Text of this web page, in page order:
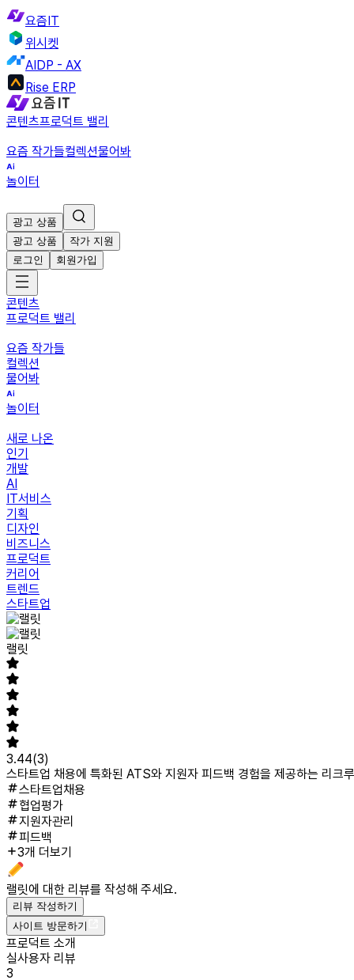
요즘IT
위시켓
AIDP - AX
Rise ERP
콘텐츠프로덕트 밸리
요즘 작가들컬렉션물어봐
놀이터
광고 상품
광고 상품
작가 지원
로그인
회원가입
콘텐츠
프로덕트 밸리
요즘 작가들
컬렉션
물어봐
놀이터
새로 나온
인기
개발
AI
IT서비스
기획
디자인
비즈니스
프로덕트
커리어
트렌드
스타트업
랠릿
3.44(3)
스타트업 채용에 특화된 ATS와 지원자 피드백 경험을 제공하는 리크
스타트업채용
협업평가
지원자관리
피드백
3개 더보기
랠릿에 대한 리뷰를 작성해 주세요.
리뷰 작성하기
사이트 방문하기
프로덕트 소개
실사용자 리뷰
3